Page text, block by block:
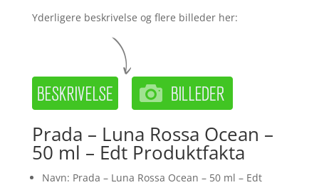
Yderligere beskrivelse og flere billeder her:
Prada – Luna Rossa Ocean –
50 ml – Edt Produktfakta
Navn: Prada – Luna Rossa Ocean – 50 ml – Edt